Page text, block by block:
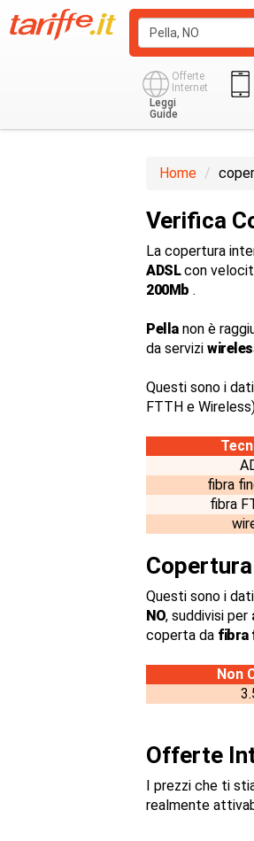
Offerte
Internet
Leggi
Guide
Home
Verifica
La copertura
ADSLcon
200Mb .
Pellanon è
da servizi
Questi sono i
FTTH e
fibra
fibra
Copertura
Questi sono i
NO, suddivisi per
coperta da fibra
Non
Offerte
I prezzi che ti
realmente